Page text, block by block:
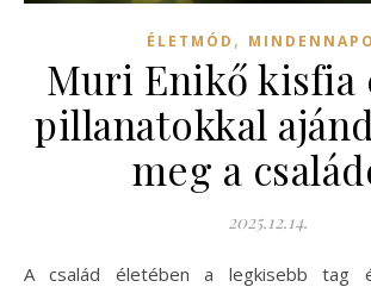
ÉLETMÓD ,
Muri Enikő kisfia
pillanatokkal
meg a
2025.12.14.
A család életében a legkisebb tag érkezése mindig